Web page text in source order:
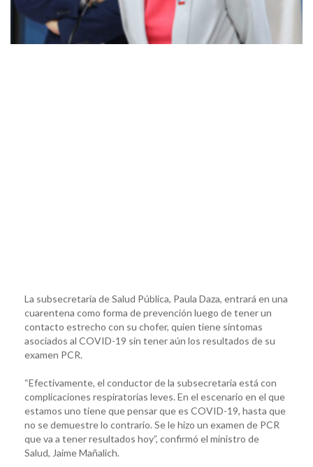
La subsecretaria de Salud Pública, Paula Daza, entrará en una
cuarentena como forma de prevención luego de tener un
contacto estrecho con su chofer, quien tiene síntomas
asociados al COVID-19 sin tener aún los resultados de su
examen PCR.
“Efectivamente, el conductor de la subsecretaria está con
complicaciones respiratorias leves. En el escenario en el que
estamos uno tiene que pensar que es COVID-19, hasta que
no se demuestre lo contrario. Se le hizo un examen de PCR
que va a tener resultados hoy”, confirmó el ministro de
Salud, Jaime Mañalich.